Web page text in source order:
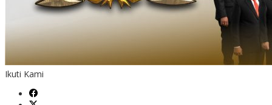
Ikuti Kami